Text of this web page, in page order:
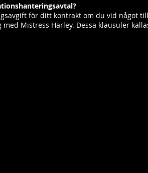
för ditt kontrakt om du vid något
Mistress Harley. Dessa klausuler